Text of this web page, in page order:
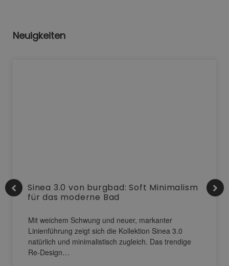
Neuigkeiten
Sinea 3.0 von burgbad: Soft Minimalism
für das moderne Bad
Mit weichem Schwung und neuer, markanter
Linienführung zeigt sich die Kollektion Sinea 3.0
natürlich und minimalistisch zugleich. Das trendige
Re-Design…